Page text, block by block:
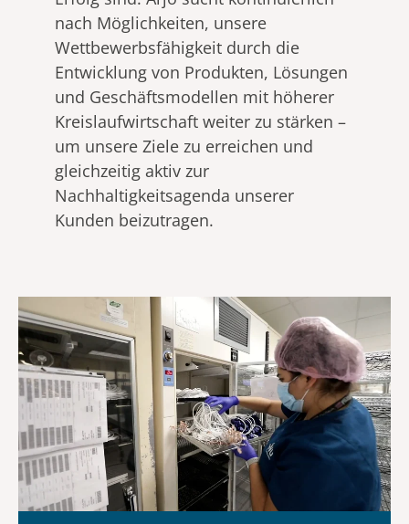
nach Möglichkeiten, unsere
Wettbewerbsfähigkeit durch die
Entwicklung von Produkten, Lösungen
und Geschäftsmodellen mit höherer
Kreislaufwirtschaft weiter zu stärken –
um unsere Ziele zu erreichen und
gleichzeitig aktiv zur
Nachhaltigkeitsagenda unserer
Kunden beizutragen.